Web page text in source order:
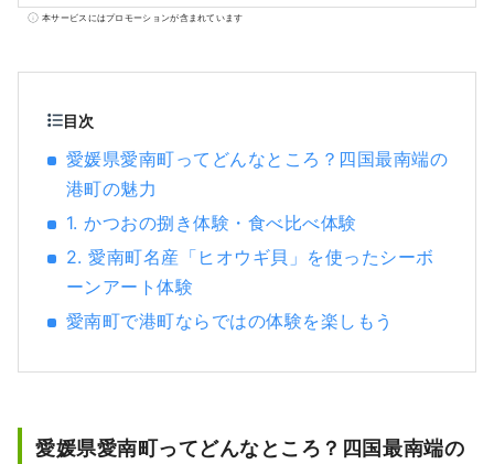
魚などを見ることもできます。
本サービスにはプロモーションが含まれています
目次
愛媛県愛南町ってどんなところ？四国最南端の
港町の魅力
1. かつおの捌き体験・食べ比べ体験
2. 愛南町名産「ヒオウギ貝」を使ったシーボ
ーンアート体験
愛南町で港町ならではの体験を楽しもう
愛媛県愛南町ってどんなところ？四国最南端の